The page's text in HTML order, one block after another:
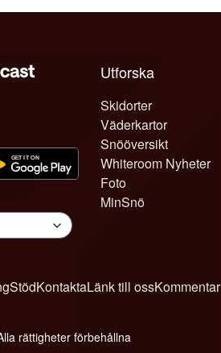
Utforska
Skidorter
Väderkartor
Snööversikt
Whiteroom Nyheter
Foto
MinSnö
StödKontaktaLänk till ossKommentar
rättigheter förbehållna